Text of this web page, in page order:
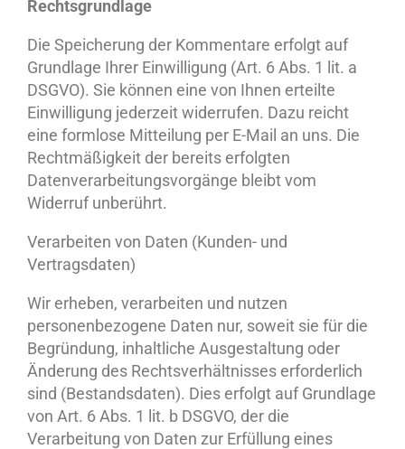
Rechtsgrundlage
Die Speicherung der Kommentare erfolgt auf
Grundlage Ihrer Einwilligung (Art. 6 Abs. 1 lit. a
DSGVO). Sie können eine von Ihnen erteilte
Einwilligung jederzeit widerrufen. Dazu reicht
eine formlose Mitteilung per E-Mail an uns. Die
Rechtmäßigkeit der bereits erfolgten
Datenverarbeitungsvorgänge bleibt vom
Widerruf unberührt.
Verarbeiten von Daten (Kunden- und
Vertragsdaten)
Wir erheben, verarbeiten und nutzen
personenbezogene Daten nur, soweit sie für die
Begründung, inhaltliche Ausgestaltung oder
Änderung des Rechtsverhältnisses erforderlich
sind (Bestandsdaten). Dies erfolgt auf Grundlage
von Art. 6 Abs. 1 lit. b DSGVO, der die
Verarbeitung von Daten zur Erfüllung eines